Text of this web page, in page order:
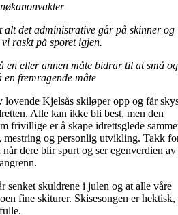
alt det administrative går på skinner og
raskt på sporet igjen.
en eller annen måte bidrar til at små og
fremragende måte
lovende Kjelsås skiløper opp og får
Alle kan ikke bli best, men den
frivillige er å skape idrettsglede
mestring og personlig utvikling. Takk
dere blir spurt og ser egenverdien av
senket skuldrene i julen og at alle våre
fine skiturer. Skisesongen er hektisk,